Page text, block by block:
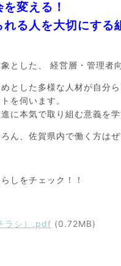
変える！
る人を大切にする
とした、 経営層・管理者
とした多様な人材が自分ら
を伺います。
に本気で取り組む意義を学
ん、佐賀県内で働く方は
しをチェック！！
ラシ）.pdf (0.72MB)